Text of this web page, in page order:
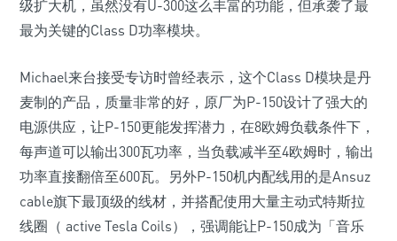
级扩大机，虽然没有U-300这么丰富的功能，但承袭了最
最为关键的Class D功率模块。
Michael来台接受专访时曾经表示，这个Class D模块是丹
麦制的产品，质量非常的好，原厂为P-150设计了强大的
电源供应，让P-150更能发挥潜力，在8欧姆负载条件下，
每声道可以输出300瓦功率，当负载减半至4欧姆时，输出
功率直接翻倍至600瓦。另外P-150机内配线用的是Ansuz
cable旗下最顶级的线材，并搭配使用大量主动式特斯拉
线圈（ active Tesla Coils），强调能让P-150成为「音乐